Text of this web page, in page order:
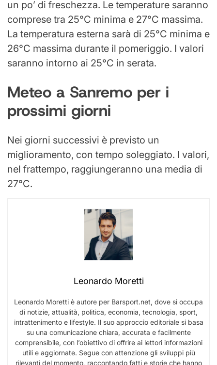
un po’ di freschezza. Le temperature saranno
comprese tra 25°C minima e 27°C massima.
La temperatura esterna sarà di 25°C minima e
26°C massima durante il pomeriggio. I valori
saranno intorno ai 25°C in serata.
Meteo a Sanremo per i
prossimi giorni
Nei giorni successivi è previsto un
miglioramento, con tempo soleggiato. I valori,
nel frattempo, raggiungeranno una media di
27°C.
Leonardo Moretti
Leonardo Moretti è autore per Barsport.net, dove si occupa
di notizie, attualità, politica, economia, tecnologia, sport,
intrattenimento e lifestyle. Il suo approccio editoriale si basa
su una comunicazione chiara, accurata e facilmente
comprensibile, con l’obiettivo di offrire ai lettori informazioni
utili e aggiornate. Segue con attenzione gli sviluppi più
rilevanti del momento, raccontando fatti e storie che hanno